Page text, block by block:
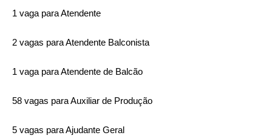
1 vaga para Atendente
2 vagas para Atendente Balconista
1 vaga para Atendente de Balcão
58 vagas para Auxiliar de Produção
5 vagas para Ajudante Geral